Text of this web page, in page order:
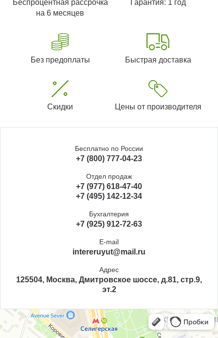
Беспроцентная рассрочка
на 6 месяцев
Гарантия: 1 год
Без предоплаты Быстрая доставка
Скидки Цены от производителя
Бесплатно по России
+7 (800) 777-04-23
Отдел продаж
+7 (977) 618-47-40
+7 (495) 142-12-34
Бухгалтерия
+7 (925) 912-72-63
E-mail
intereruyut@mail.ru
Адрес
125504, Москва, Дмитровское шоссе, д.81, стр.9,
эт.2